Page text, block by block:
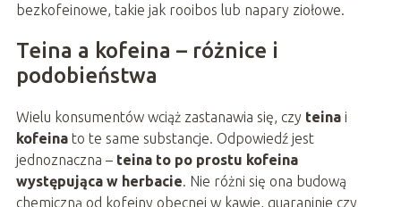
bezkofeinowe, takie jak rooibos lub napary ziołowe.
Teina a kofeina – różnice i
podobieństwa
Wielu konsumentów wciąż zastanawia się, czy teinai
kofeinato te same substancje. Odpowiedź jest
jednoznaczna – teina to po prostu kofeina
występująca w herbacie. Nie różni się ona budową
chemiczną od kofeiny obecnej w kawie, guaraninie czy